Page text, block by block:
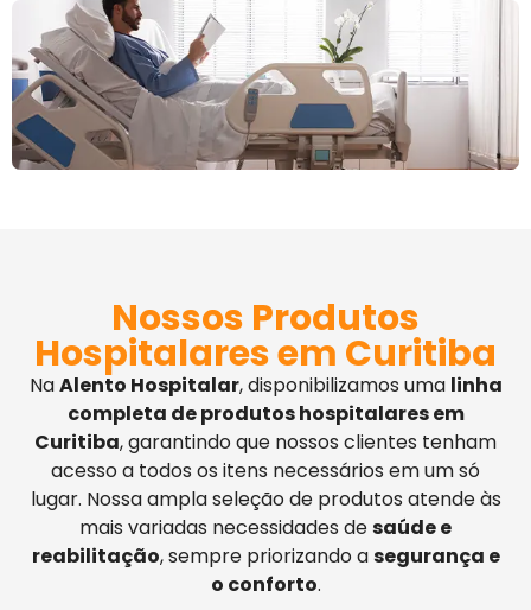
Nossos Produtos
Hospitalares em Curitiba
NaAlento Hospitalar, disponibilizamos uma linha
completa de produtos hospitalares em
Curitiba, garantindo que nossos clientes tenham
acesso a todos os itens necessários em um só
lugar. Nossa ampla seleção de produtos atende às
mais variadas necessidades desaúde e
reabilitação, sempre priorizando asegurança e
o conforto.